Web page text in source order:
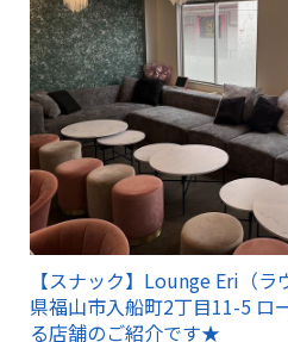
【スナック】Lounge Eri（
県福山市入船町2丁目11-5 ロ
る店舗のご紹介です★